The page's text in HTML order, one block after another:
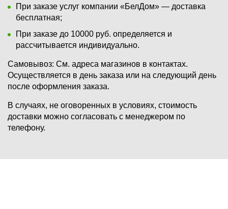
При заказе услуг компании «БелДом» — доставка
бесплатная;
При заказе до 10000 руб. определяется и
рассчитывается индивидуально.
Самовывоз: См. адреса магазинов в контактах.
Осуществляется в день заказа или на следующий день
после оформления заказа.
В случаях, не оговоренных в условиях, стоимость
доставки можно согласовать с менеджером по
телефону.